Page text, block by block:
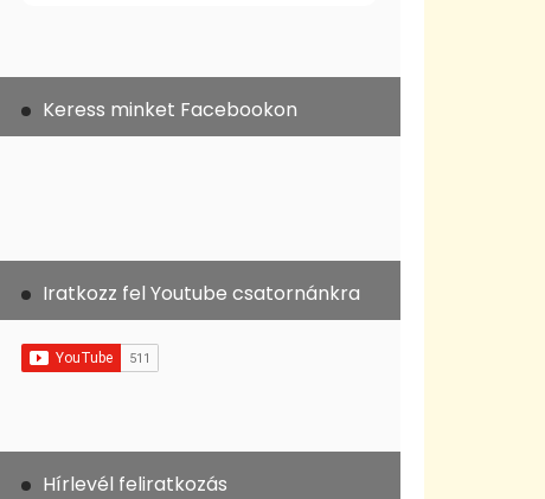
Keress minket Facebookon
Iratkozz fel Youtube csatornánkra
Hírlevél feliratkozás